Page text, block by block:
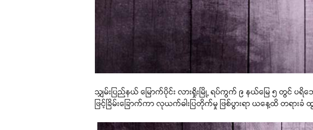
သျှမ်းပြည်နယ် မြောက်ပိုင်း လားရှိုးမြို့ ရပ်ကွက် ၉ နယ်မြေ ၅ တွင် ပ
ဖြင့်ခြိမ်းခြောက်ကာ လုယက်ဓါးပြတိုက်မှု ဖြစ်ပွားရာ ယနေ့ထိ တရား